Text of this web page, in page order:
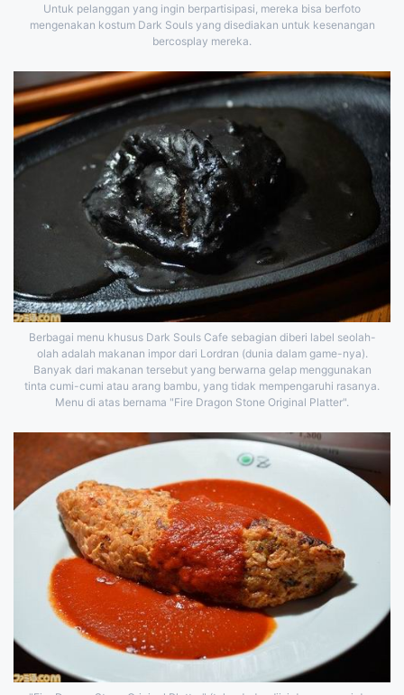
Untuk pelanggan yang ingin berpartisipasi, mereka bisa berfoto
mengenakan kostum Dark Souls yang disediakan untuk kesenangan
bercosplay mereka.
Berbagai menu khusus Dark Souls Cafe sebagian diberi label seolah-
olah adalah makanan impor dari Lordran (dunia dalam game-nya).
Banyak dari makanan tersebut yang berwarna gelap menggunakan
tinta cumi-cumi atau arang bambu, yang tidak mempengaruhi rasanya.
Menu di atas bernama "Fire Dragon Stone Original Platter".